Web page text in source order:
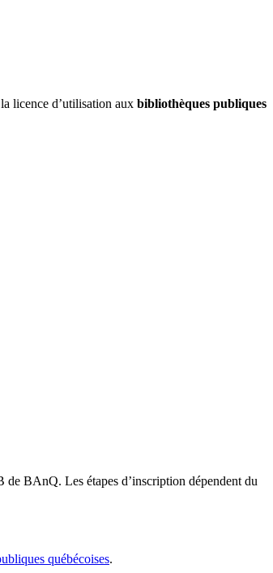
licence d’utilisation aux bibliothèques publiques
BAnQ. Les étapes d’inscription dépendent du
québécoises.